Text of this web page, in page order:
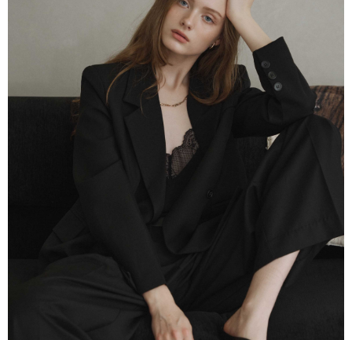
每筆NT$80，滿NT$2,000(含以上)免運費